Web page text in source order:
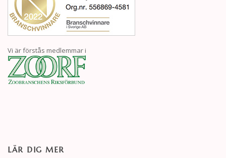
Vi är förstås medlemmar i
LÄR DIG MER